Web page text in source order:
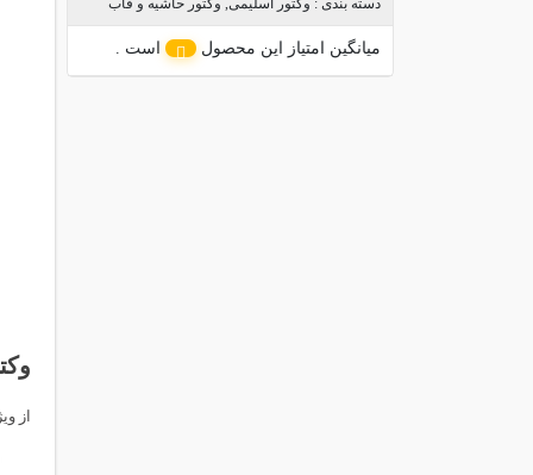
دسته بندی : وکتور اسلیمی, وکتور حاشیه و قاب
میانگین امتیاز این محصول است .
از